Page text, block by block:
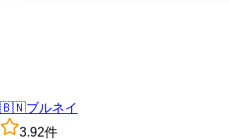
🇧🇳ブルネイ
3.92件